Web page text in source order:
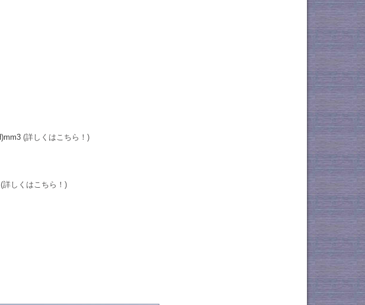
(詳しくはこちら！)
(詳しくはこちら！)